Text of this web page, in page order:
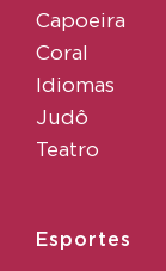
Capoeira
Coral
Idiomas
Judô
Teatro
Esportes